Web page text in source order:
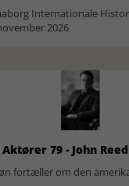
Internationale
2026
79 - John Reed
fortæller om den